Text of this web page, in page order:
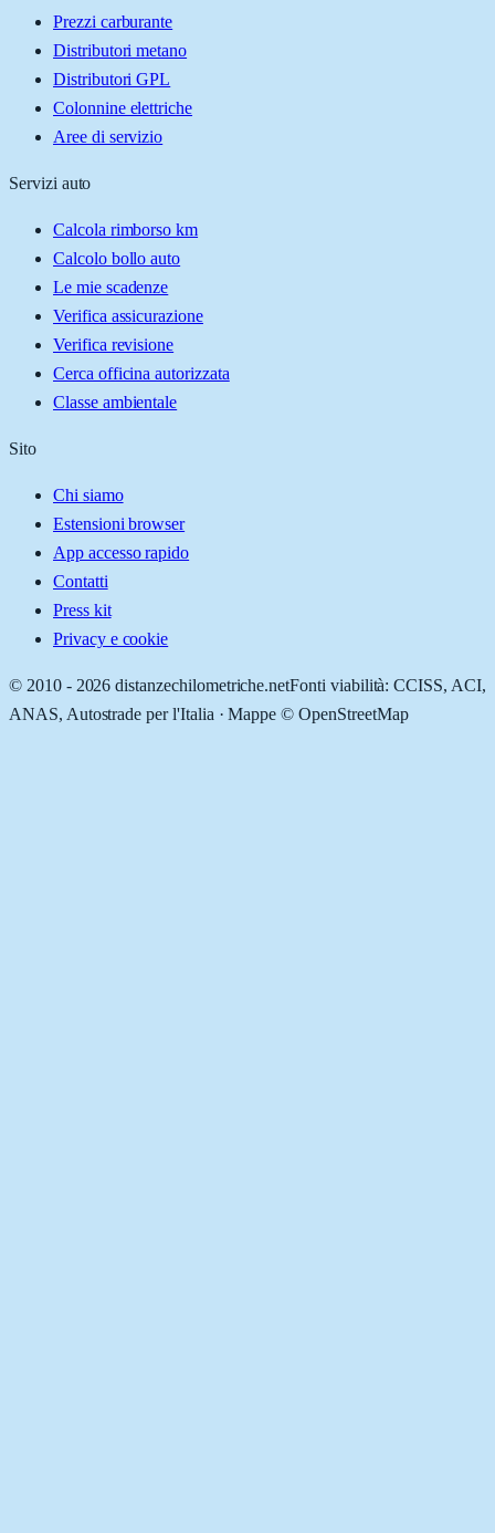
Prezzi carburante
Distributori metano
Distributori GPL
Colonnine elettriche
Aree di servizio
Servizi auto
Calcola rimborso km
Calcolo bollo auto
Le mie scadenze
Verifica assicurazione
Verifica revisione
Cerca officina autorizzata
Classe ambientale
Sito
Chi siamo
Estensioni browser
App accesso rapido
Contatti
Press kit
Privacy e cookie
© 2010 - 2026 distanzechilometriche.netFonti viabilità: CCISS, ACI,
ANAS, Autostrade per l'Italia · Mappe © OpenStreetMap